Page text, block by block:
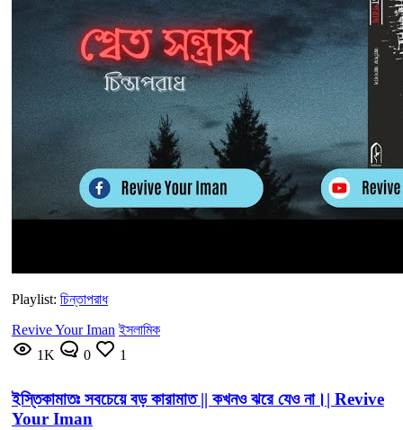
Playlist: চিন্তাপরাধ
Revive Your Iman ইসলামিক
1K
0 1
ইস্তিকামাতঃ সবচেয়ে বড় কারামাত || কখনও ঝরে যেও না।| Revive
Your Iman